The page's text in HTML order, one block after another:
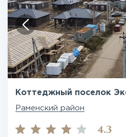
Коттеджный поселок
Раменский район
4.3